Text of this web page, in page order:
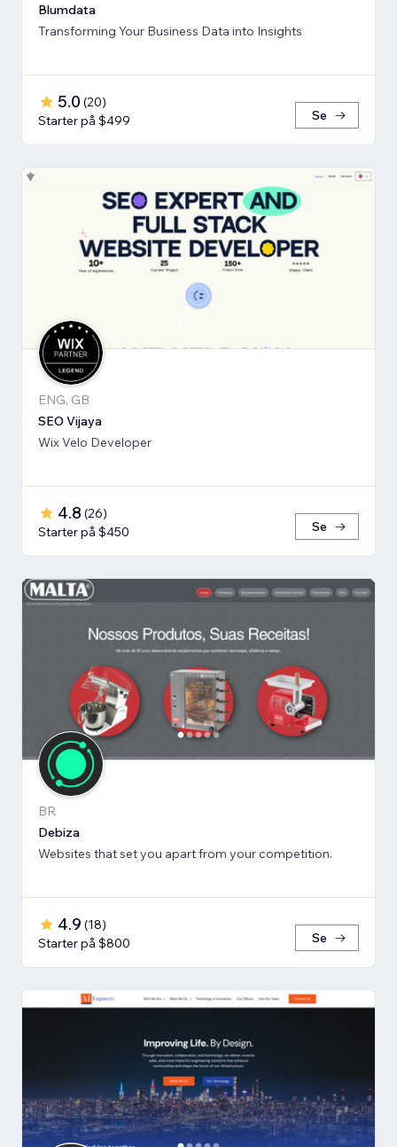
Blumdata
Transforming Your Business Data into Insights
5.0 (20)
Starter på $499
Se
ENG, GB
SEO Vijaya
Wix Velo Developer
4.8 (26)
Starter på $450
Se
BR
Debiza
Websites that set you apart from your competition.
4.9 (18)
Starter på $800
Se